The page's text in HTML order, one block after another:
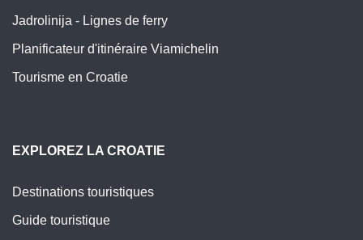
Jadrolinija - Lignes de ferry
Planificateur d'itinéraire Viamichelin
Tourisme en Croatie
EXPLOREZ LA CROATIE
Destinations touristiques
Guide touristique